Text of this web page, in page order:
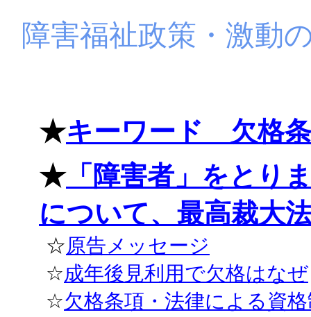
障害福祉政策・激動
★キーワード 欠格
★「障害者」をとり
について、最高裁大
☆原告メッセージ
☆成年後見利用で欠格はなぜ
☆欠格条項・法律による資